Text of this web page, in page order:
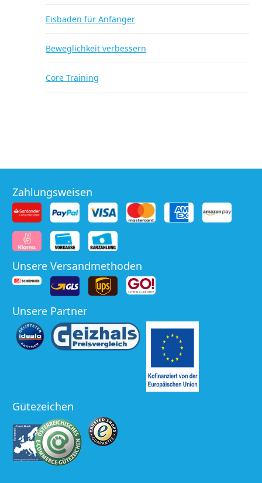
Eisbaden für Anfänger
Beweglichkeit verbessern
Core Training
Zahlungsweisen
Unsere Versandmethoden
Unsere Partner
Gütezeichen